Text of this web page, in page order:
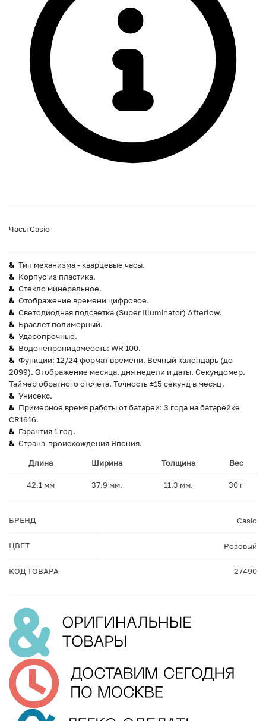
Часы Casio
Тип механизма - кварцевые часы.
Корпус из пластика.
Стекло минеральное.
Отображение времени цифровое.
Светодиодная подсветка (Super Illuminator) Afterlow.
Браслет полимерный.
Ударопрочные.
Водонепроницамеость: WR 100.
Функции: 12/24 формат времени. Вечный календарь (до
2099). Отображение месяца, дня недели и даты. Секундомер.
Таймер обратного отсчета. Точность ±15 секунд в месяц.
Унисекс.
Примерное время работы от батареи: 3 года на батарейке
CR1616.
Гарантия 1 год.
Страна-происхождения Япония.
Длина Ширина Толщина Вес
42.1 мм 37.9 мм. 11.3 мм. 30 г
БРЕНД Casio
ЦВЕТ Розовый
КОД ТОВАРА 27490